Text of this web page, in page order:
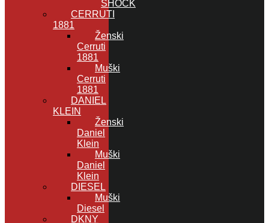
SHOCK
CERRUTI
1881
Ženski
Cerruti
1881
Muški
Cerruti
1881
DANIEL
KLEIN
Ženski
Daniel
Klein
Muški
Daniel
Klein
DIESEL
Muški
Diesel
DKNY